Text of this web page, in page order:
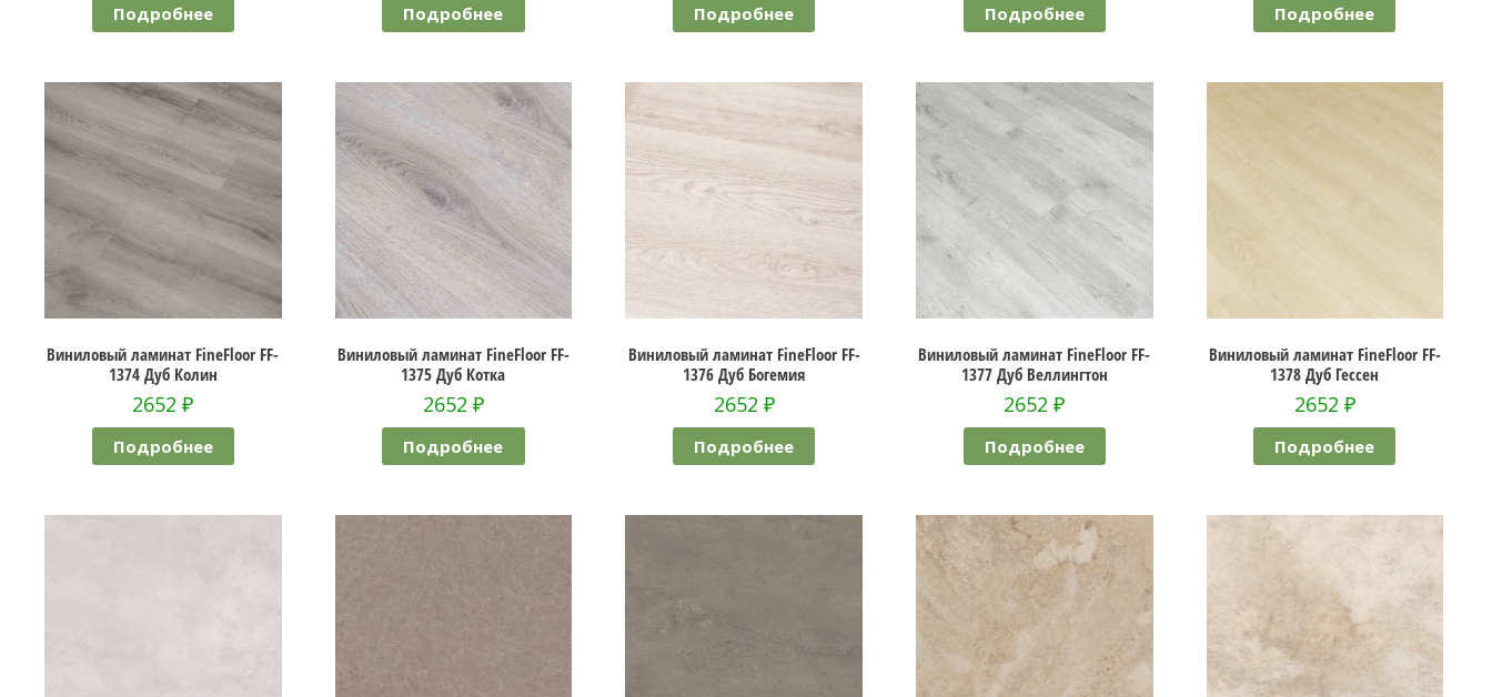
Подробнее Подробнее Подробнее Подробнее Подробнее
Виниловый ламинат FineFloor FF-
1374 Дуб Колин
2652₽
Подробнее
Виниловый ламинат FineFloor FF-
1375 Дуб Котка
2652 ₽
Подробнее
Виниловый ламинат FineFloor FF-
1376 Дуб Богемия
2652 ₽
Подробнее
Виниловый ламинат FineFloor FF-
1377 Дуб Веллингтон
2652₽
Подробнее
Виниловый ламинат FineFloor FF-
1378 Дуб Гессен
2652 ₽
Подробнее